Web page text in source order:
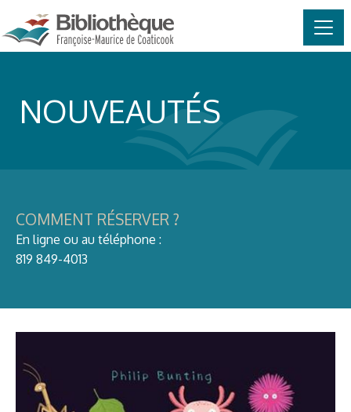
Skip to content
MAIN NAVIGATION
NOUVEAUTÉS
COMMENT RÉSERVER ?
En ligne ou au téléphone :
819 849-4013